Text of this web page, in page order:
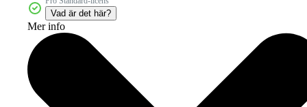
Vad är det här?
Mer info